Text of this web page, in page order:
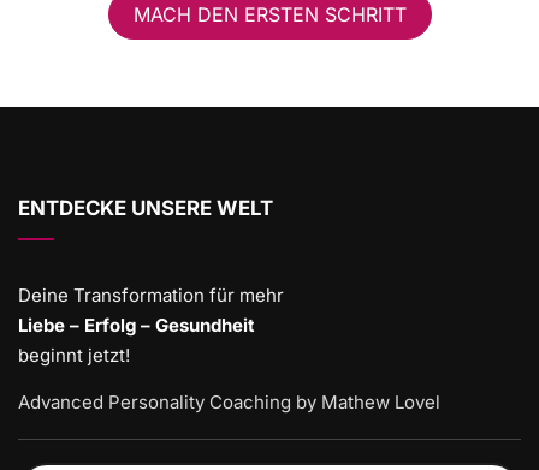
MACH DEN ERSTEN SCHRITT
ENTDECKE UNSERE WELT
Deine Transformation für mehr
Liebe – Erfolg – Gesundheit
beginnt jetzt!
Advanced Personality Coaching by Mathew Lovel